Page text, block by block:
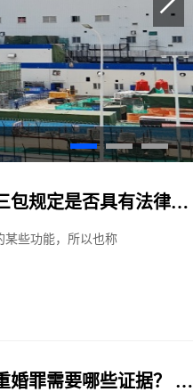
包规定是否具有法律效
某些功能，所以也称
婚罪需要哪些证据？ 每